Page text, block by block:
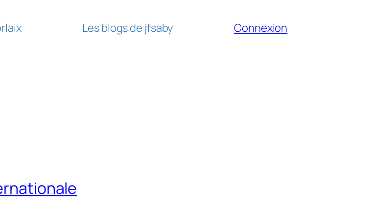
Les blogs de jfsaby Connexion